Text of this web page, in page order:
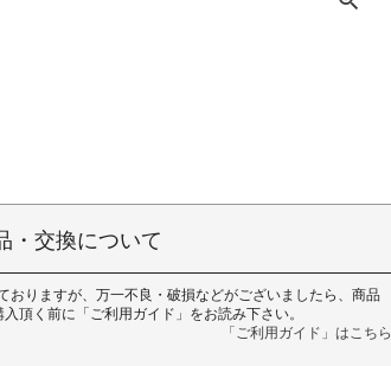
・交換について
おりますが、万一不良・破損などがございましたら、商品
頂く前に「ご利用ガイド」をお読み下さい。
「ご利用ガイド」はこちら